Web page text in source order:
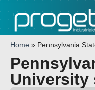
Home » Pennsylvania
University